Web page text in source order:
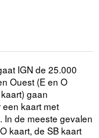
IGN de 25.000
Ouest (E en O
gaan
kaart met
In de meeste gevalen
kaart, de SB kaart